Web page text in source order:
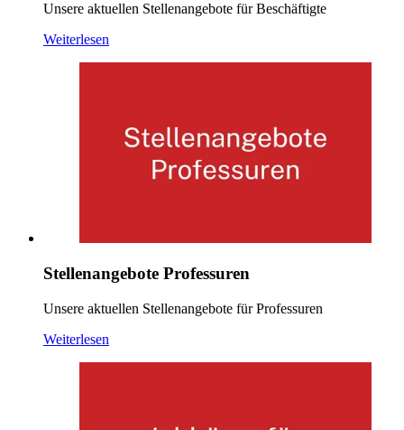
Unsere aktuellen Stellenangebote für Beschäftigte
Weiterlesen
Stellenangebote Professuren
Unsere aktuellen Stellenangebote für Professuren
Weiterlesen